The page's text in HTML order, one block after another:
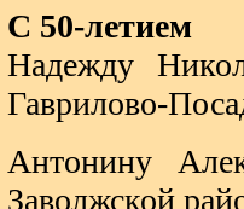
С 50-летием
Надежду
Гаврилово-
Антонину
Заволжской